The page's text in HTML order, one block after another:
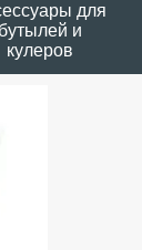
для
бутылей и
кулеров